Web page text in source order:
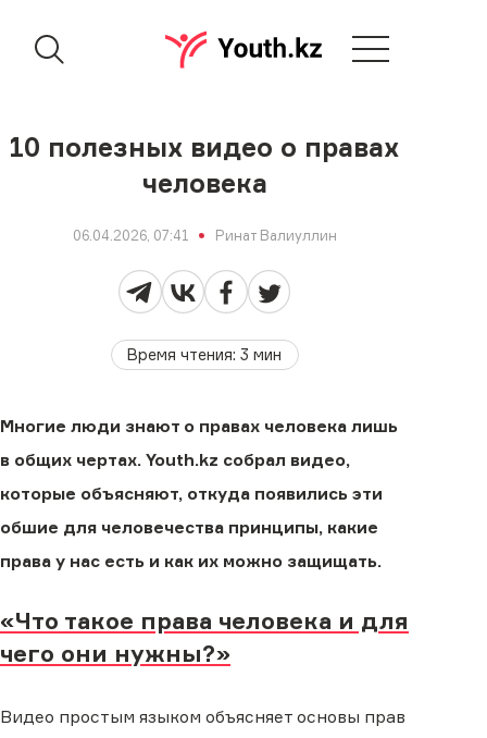
10 полезных видео о правах
человека
06.04.2026, 07:41 Ринат Валиуллин
Время чтения:3 мин
Многие люди знают о правах человека лишь
в общих чертах. Youth.kz собрал видео,
которые объясняют, откуда появились эти
обшие для человечества принципы, какие
права у нас есть и как их можно защищать.
«Что такое права человека и для
чего они нужны?»
Видео простым языком объясняет основы прав